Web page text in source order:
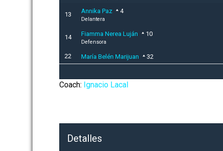
13 Annika Paz 4
Delantera
14 Fiamma Nerea Luján 10
Defensora
22 María Belén Marijuan
32
Coach: Ignacio Lacal
Detalles